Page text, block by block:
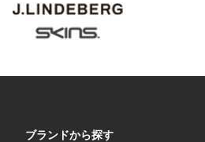
ブランドから探す